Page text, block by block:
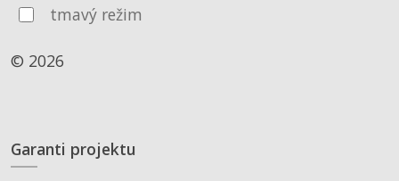
tmavý režim
© 2026
Garanti projektu